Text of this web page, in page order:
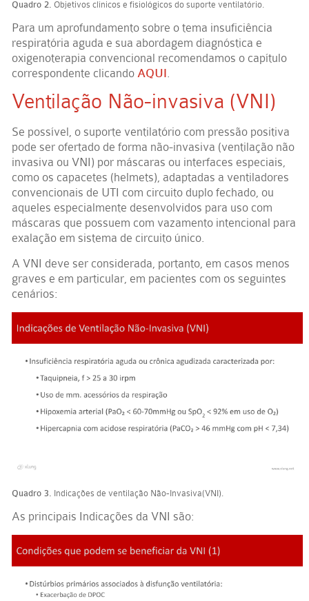
Quadro 2. Objetivos clínicos e fisiológicos do suporte ventilatório.
Para um aprofundamento sobre o tema insuficiência
respiratória aguda e sua abordagem diagnóstica e
oxigenoterapia convencional recomendamos o capítulo
correspondente clicandoAQUI .
Ventilação Não-invasiva (VNI)
Se possível, o suporte ventilatório com pressão positiva
pode ser ofertado de forma não-invasiva (ventilação não
invasiva ou VNI) por máscaras ou interfaces especiais,
como os capacetes (helmets), adaptadas a ventiladores
convencionais de UTI com circuito duplo fechado, ou
aqueles especialmente desenvolvidos para uso com
máscaras que possuem com vazamento intencional para
exalação em sistema de circuito único.
A VNI deve ser considerada, portanto, em casos menos
graves e em particular, em pacientes com os seguintes
cenários:
Quadro 3. Indicações de ventilação Não-Invasiva(VNI).
As principais Indicações da VNI são: